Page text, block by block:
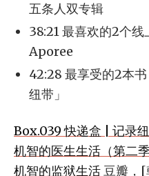
五条人双专辑
38:21 最喜欢的2个
Aporee
42:28 最享受的2本
纽带」
Box.039 快递盒 | 记录
机智的医生生活（第二季
机智的监狱生活 豆瓣，